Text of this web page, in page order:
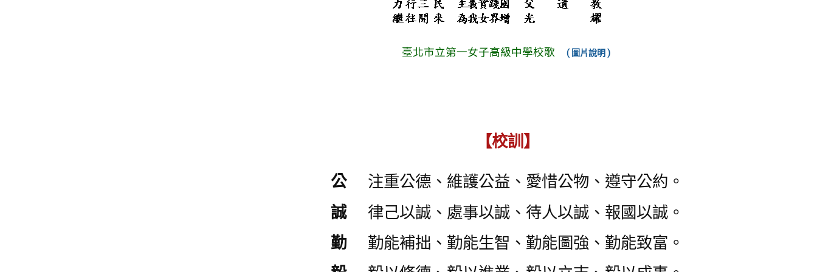
臺北市立第一女子高級中學校歌 ( 圖片說明 )
【校訓】
公注重公德、維護公益、愛惜公物、遵守公約。
誠律己以誠、處事以誠、待人以誠、報國以誠。
勤 勤能補拙、勤能生智、勤能圖強、勤能致富。